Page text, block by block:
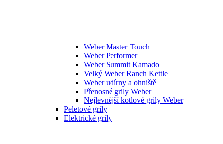
Weber Master-Touch
Weber Performer
Weber Summit Kamado
Velký Weber Ranch Kettle
Weber udírny a ohniště
Přenosné grily Weber
Nejlevnější kotlové grily Weber
Peletové grily
Elektrické grily